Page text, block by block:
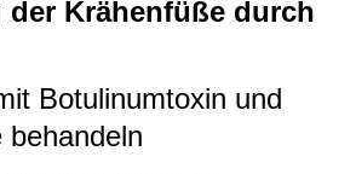
der Krähenfüße durch
Botulinumtoxin und
behandeln